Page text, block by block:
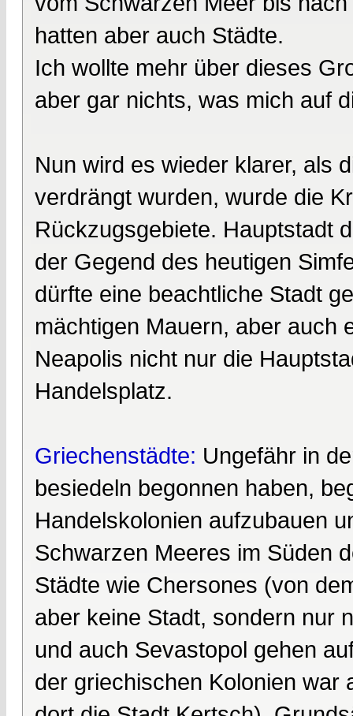
hatten aber auch Städte.
Ich wollte mehr über dieses
aber gar nichts, was mich auf
Nun wird es wieder klarer, als
verdrängt wurden, wurde die
Rückzugsgebiete. Hauptstadt
der Gegend des heutigen
dürfte eine beachtliche Stadt
mächtigen Mauern, aber auch
Neapolis nicht nur die
Handelsplatz.
Griechenstädte: Ungefähr in
besiedeln begonnen haben,
Handelskolonien aufzubauen
Schwarzen Meeres im Süden
Städte wie Chersones (von
aber keine Stadt, sondern nur
und auch Sevastopol gehen
der griechischen Kolonien war